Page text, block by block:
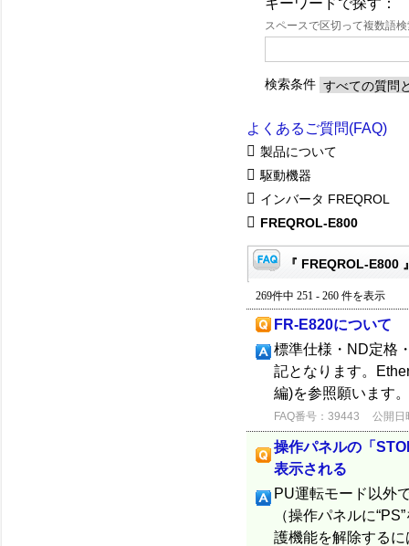
キーワードで探す：
スペースで区切って複数語
検索条件
よくあるご質問(FAQ)
製品について
駆動機器
インバータ FREQROL
FREQROL-E800
『 FREQROL-E800
269件中 251 - 260 件を表示
FR-E820について
標準仕様・ND定格
記となります。
編)を参照願います
FAQ番号：39443 公開日
操作パネルの「
表示される
PU運転モード以外
（操作パネルに
護機能を解除する